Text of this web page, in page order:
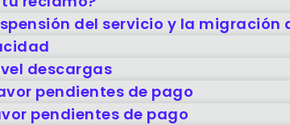
del servicio y la migración
descargas
pendientes de pago
pendientes de pago